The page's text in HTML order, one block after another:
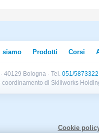
siamo Prodotti Corsi
40129 Bologna · Tel. 051/5873322
di Skillworks
Cookie